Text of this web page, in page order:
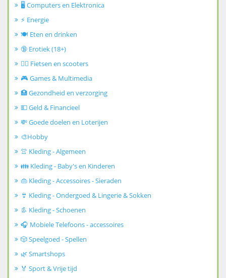
🖥️ Computers en Elektronica
⚡ Energie
🍽️ Eten en drinken
🔞 Erotiek (18+)
🚴‍♂️ Fietsen en scooters
🎮 Games & Multimedia
🏥 Gezondheid en verzorging
💵 Geld & Financieel
💸 Goede doelen en Loterijen
🎨Hobby
👚 Kleding - Algemeen
👪 Kleding - Baby's en Kinderen
👜 Kleding - Accessoires - Sieraden
👙 Kleding - Ondergoed & Lingerie & Sokken
👢 Kleding - Schoenen
🎧 Mobiele Telefoons - accessoires
🎲 Speelgoed - Spellen
🌿 Smartshops
🏅 Sport & Vrije tijd